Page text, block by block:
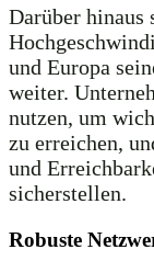
Darüber
und Europa
weiter.
nutzen, um
zu erreichen,
und
sicherstellen.
Robuste